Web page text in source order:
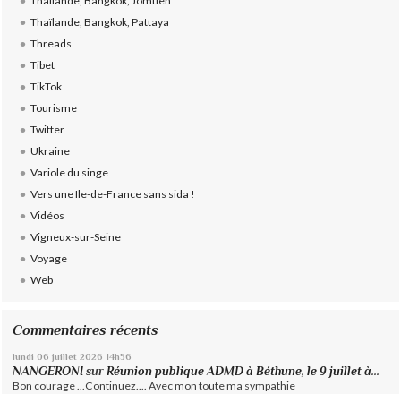
Thaïlande, Bangkok, Pattaya
Threads
Tibet
TikTok
Tourisme
Twitter
Ukraine
Variole du singe
Vers une Ile-de-France sans sida !
Vidéos
Vigneux-sur-Seine
Voyage
Web
Commentaires récents
lundi 06 juillet 2026 14h56
NANGERONI surRéunion publique ADMD à Béthune, le 9 juillet à...
Bon courage ...Continuez.... Avec mon toute ma sympathie